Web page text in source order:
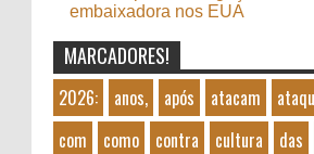
embaixadora nos EUA
MARCADORES!
2026: anos, após atacam
com
como contra cultura das